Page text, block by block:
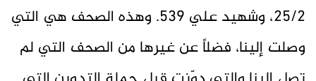
25/2، وشهيد علي 539. وهذه الصحف هي التي
وصلت إلينا، فضلاً عن غيرها من الصحف التي لم